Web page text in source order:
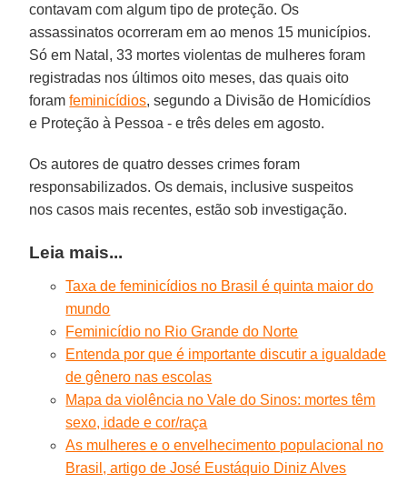
contavam com algum tipo de proteção. Os
assassinatos ocorreram em ao menos 15 municípios.
Só em Natal, 33 mortes violentas de mulheres foram
registradas nos últimos oito meses, das quais oito
foramfeminicídios, segundo a Divisão de Homicídios
e Proteção à Pessoa - e três deles em agosto.
Os autores de quatro desses crimes foram
responsabilizados. Os demais, inclusive suspeitos
nos casos mais recentes, estão sob investigação.
Leia mais...
Taxa de feminicídios no Brasil é quinta maior do
mundo
Feminicídio no Rio Grande do Norte
Entenda por que é importante discutir a igualdade
de gênero nas escolas
Mapa da violência no Vale do Sinos: mortes têm
sexo, idade e cor/raça
As mulheres e o envelhecimento populacional no
Brasil, artigo de José Eustáquio Diniz Alves